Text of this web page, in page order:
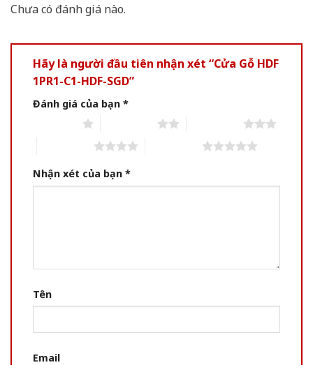
Chưa có đánh giá nào.
Hãy là người đầu tiên nhận xét “Cửa Gỗ HDF
1PR1-C1-HDF-SGD”
Đánh giá của bạn *
Nhận xét của bạn *
Tên
Email